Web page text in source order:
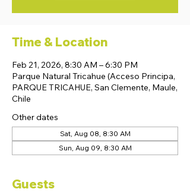
Time & Location
Feb 21, 2026, 8:30 AM – 6:30 PM
Parque Natural Tricahue (Acceso Principa,
PARQUE TRICAHUE, San Clemente, Maule,
Chile
Other dates
Sat, Aug 08, 8:30 AM
Sun, Aug 09, 8:30 AM
Guests